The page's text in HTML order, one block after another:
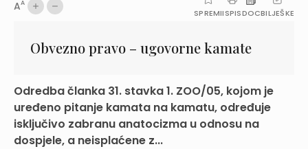
AA
SPREMIISPISDOCBILJEŠKE
Obvezno pravo – ugovorne kamate
Odredba članka 31. stavka 1. ZOO/05, kojom je
uređeno pitanje kamata na kamatu, određuje
isključivo zabranu anatocizma u odnosu na
dospjele, a neisplaćene z...